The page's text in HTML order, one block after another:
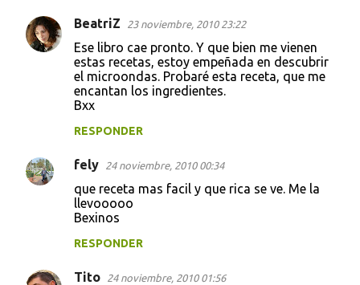
BeatriZ 23 noviembre, 2010 23:22
Ese libro cae pronto. Y que bien me vienen
estas recetas, estoy empeñada en descubrir
el microondas. Probaré esta receta, que me
encantan los ingredientes.
Bxx
RESPONDER
fely 24 noviembre, 2010 00:34
que receta mas facil y que rica se ve. Me la
llevooooo
Bexinos
RESPONDER
Tito 24 noviembre, 2010 01:56